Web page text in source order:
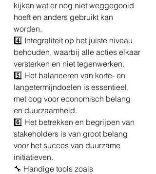
kijken wat er nog niet weggegooid
hoeft en anders gebruikt kan
worden.
4️⃣ Integraliteit op het juiste niveau
behouden, waarbij alle acties elkaar
versterken en niet tegenwerken.
5️⃣ Het balanceren van korte- en
langetermijndoelen is essentieel,
met oog voor economisch belang
en duurzaamheid.
6️⃣ Het betrekken en begrijpen van
stakeholders is van groot belang
voor het succes van duurzame
initiatieven.
🔧 Handige tools zoals